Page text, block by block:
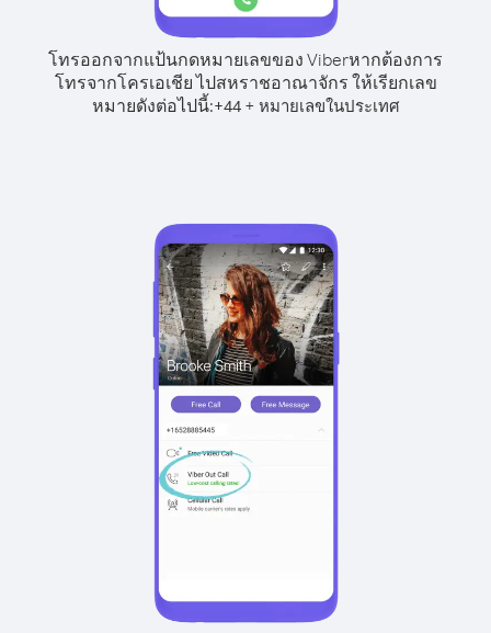
โทรออกจากแป้นกดหมายเลขของ Viberหากต้องการ
โทรจากโครเอเชีย ไปสหราชอาณาจักร ให้เรียกเลข
หมายดังต่อไปนี้:+44+ หมายเลขในประเทศ